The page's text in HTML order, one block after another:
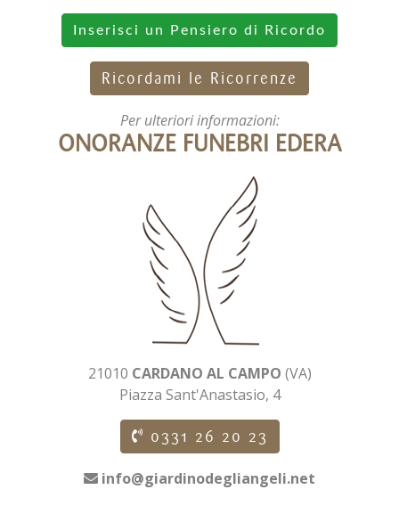
Inserisci un Pensiero di Ricordo
Ricordami le Ricorrenze
Per ulteriori informazioni:
ONORANZE FUNEBRI EDERA
21010 CARDANO AL CAMPO (VA)
Piazza Sant'Anastasio, 4
0331 26 20 23
info@giardinodegliangeli.net